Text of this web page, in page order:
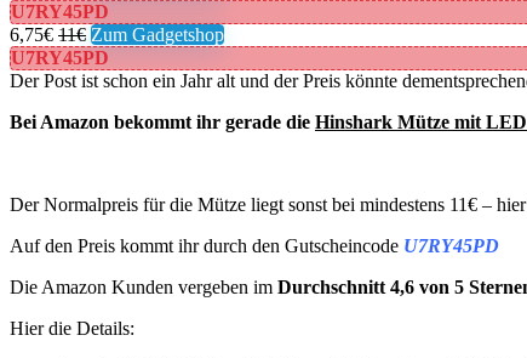
U7RY45PD
6,75€ 11€ Zum Gadgetshop
U7RY45PD
Der Post ist schon ein Jahr alt und der Preis könnte
Bei Amazon bekommt ihr gerade die Hinshark Mütze mit
Der Normalpreis für die Mütze liegt sonst bei mindestens 11€ –
Auf den Preis kommt ihr durch den Gutscheincode U7RY45PD
Die Amazon Kunden vergeben im Durchschnitt 4,6 von 5
Hier die Details: